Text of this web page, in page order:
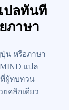
ปลทันที
ภาษา
น หรือภาษา
แปล
ผู้ทบทวน
คลิกเดียว